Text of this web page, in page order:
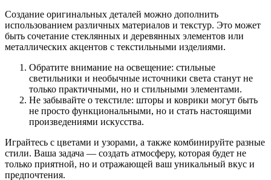
Создание оригинальных деталей можно дополнить
использованием различных материалов и текстур. Это может
быть сочетание стеклянных и деревянных элементов или
металлических акцентов с текстильными изделиями.
Обратите внимание на освещение: стильные
светильники и необычные источники света станут не
только практичными, но и стильными элементами.
Не забывайте о текстиле: шторы и коврики могут быть
не просто функциональными, но и стать настоящими
произведениями искусства.
Играйтесь с цветами и узорами, а также комбинируйте разные
стили. Ваша задача — создать атмосферу, которая будет не
только приятной, но и отражающей ваш уникальный вкус и
предпочтения.